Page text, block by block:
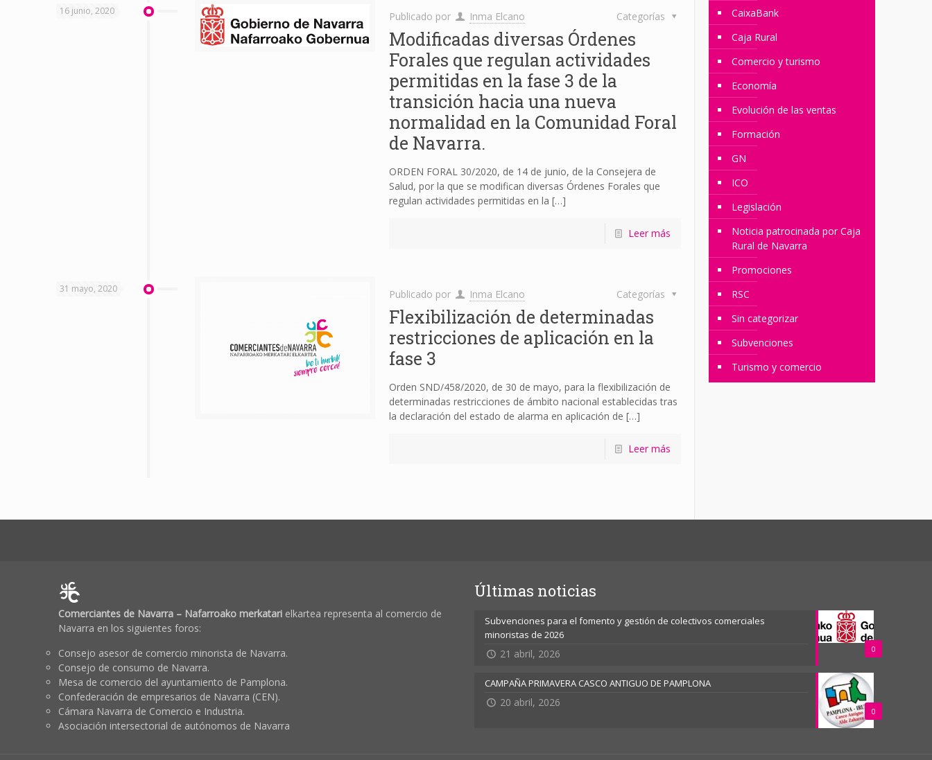
16 junio, 2020 Publicado por Inma Elcano Categorías
Modificadas diversas Órdenes
Forales que regulan actividades
permitidas en la fase 3 de la
transición hacia una nueva
normalidad en la Comunidad Foral
de Navarra.
ORDEN FORAL 30/2020, de 14 de junio, de la Consejera de
Salud, por la que se modifican diversas Órdenes Forales que
regulan actividades permitidas en la […]
Leer más
31 mayo, 2020 Publicado por Inma Elcano Categorías
Flexibilización de determinadas
restricciones de aplicación en la
fase 3
Orden SND/458/2020, de 30 de mayo, para la flexibilización de
determinadas restricciones de ámbito nacional establecidas tras
la declaración del estado de alarma en aplicación de […]
Leer más
CaixaBank
Caja Rural
Comercio y turismo
Economía
Evolución de las ventas
Formación
GN
ICO
Legislación
Noticia patrocinada por Caja
Rural de Navarra
Promociones
RSC
Sin categorizar
Subvenciones
Turismo y comercio
Comerciantes de Navarra – Nafarroako merkatari elkartea representa al comercio de
Navarra en los siguientes foros:
Consejo asesor de comercio minorista de Navarra.
Consejo de consumo de Navarra.
Mesa de comercio del ayuntamiento de Pamplona.
Confederación de empresarios de Navarra (CEN).
Cámara Navarra de Comercio e Industria.
Asociación intersectorial de autónomos de Navarra
Últimas noticias
0
Subvenciones para el fomento y gestión de colectivos comerciales
minoristas de 2026
21 abril, 2026
0
CAMPAÑA PRIMAVERA CASCO ANTIGUO DE PAMPLONA
20 abril, 2026